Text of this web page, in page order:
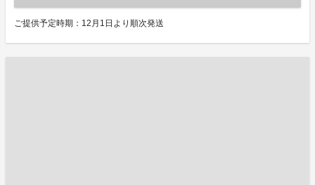
ご提供予定時期：12月1日より順次発送